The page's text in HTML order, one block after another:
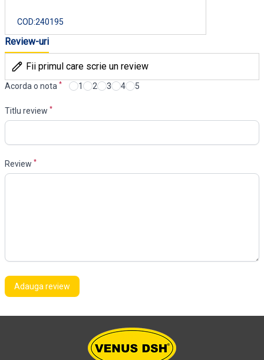
COD:240195
Review-uri
Fii primul care scrie un review
Acorda o nota * 1 2 3 4 5
Titlu review *
Review *
Adauga review